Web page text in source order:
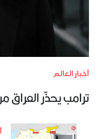
أخبار العالم
ترامب يحذّر العراق